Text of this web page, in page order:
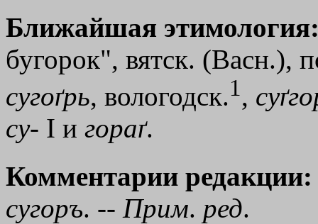
Ближайшая
бугорок", вятск. (Васн.),
сугоґрь, вологодск.1,
су- I и гораґ.
Комментарии редакции:
сугоръ. -- Прим. ред.